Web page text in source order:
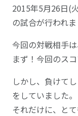
2015年5月26日(
の試合が行われま
今回の対戦相手
まず！今回のス
しかし、負けて
をしていました。
それだけに、とて